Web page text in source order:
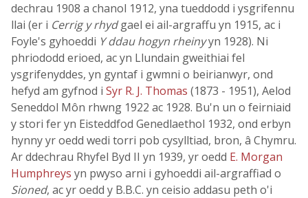
dechrau 1908 a chanol 1912, yna tueddodd i ysgrifennu
llai (er i Cerrig y rhydgael ei ail-argraffu yn 1915, ac i
Foyle's gyhoeddi Y ddau hogyn rheinyyn 1928). Ni
phriododd erioed, ac yn Llundain gweithiai fel
ysgrifenyddes, yn gyntaf i gwmni o beirianwyr, ond
hefyd am gyfnod i Syr R. J. Thomas (1873 - 1951), Aelod
Seneddol Môn rhwng 1922 ac 1928. Bu'n un o feirniaid
y stori fer yn Eisteddfod Genedlaethol 1932, ond erbyn
hynny yr oedd wedi torri pob cysylltiad, bron, â Chymru.
Ar ddechrau Rhyfel Byd II yn 1939, yr oedd E. Morgan
Humphreys yn pwyso arni i gyhoeddi ail-argraffiad o
Sioned, ac yr oedd y B.B.C. yn ceisio addasu peth o'i